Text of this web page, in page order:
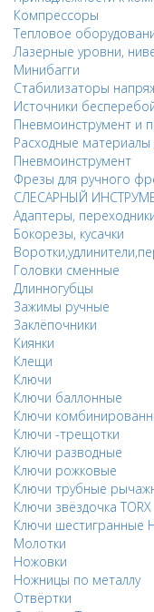
Компрессоры
Тепловое
Лазерные уровни,
Минибагги
Стабилизаторы
Источники
Пневмоинструмент и
Расходные
Пневмоинструмент
Фрезы для ручного
СЛЕСАРНЫЙ
Адаптеры,
Бокорезы, кусачки
Головки сменные
Длинногубцы
Зажимы ручные
Заклёпочники
Киянки
Клещи
Ключи
Ключи баллонные
Ключи
Ключи -трещотки
Ключи разводные
Ключи рожковые
Ключи трубные
Ключи звёздочка TORX
Ключи шестигранные
Молотки
Ножовки
Ножницы по металлу
Отвёртки